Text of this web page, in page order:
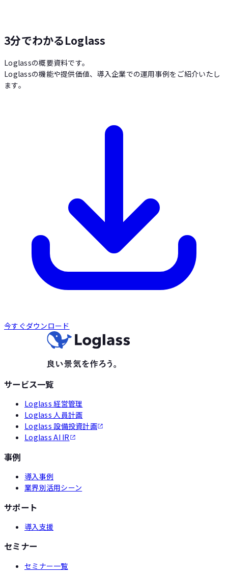
3分でわかるLoglass
Loglassの概要資料です。
Loglassの機能や提供価値、導入企業での運用事例をご紹介いたし
ます。
今すぐダウンロード
サービス一覧
Loglass 経営管理
Loglass 人員計画
Loglass 設備投資計画
Loglass AI IR
事例
導入事例
業界別活用シーン
サポート
導入支援
セミナー
セミナー一覧